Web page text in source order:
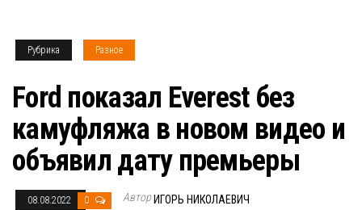
Рубрика Разное
Ford показал Everest без
камуфляжа в новом видео и
объявил дату премьеры
08.08.2022 0 Автор ИГОРЬ НИКОЛАЕВИЧ